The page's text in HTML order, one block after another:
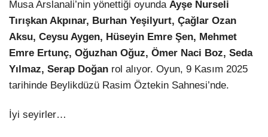
Musa Arslanali’nin yönettiği oyunda Ayşe Nurseli
Tırışkan Akpınar, Burhan Yeşilyurt, Çağlar Ozan
Aksu, Ceysu Aygen, Hüseyin Emre Şen, Mehmet
Emre Ertunç, Oğuzhan Oğuz, Ömer Naci Boz, Seda
Yılmaz, Serap Doğan rol alıyor. Oyun, 9 Kasım 2025
tarihinde Beylikdüzü Rasim Öztekin Sahnesi’nde.
İyi seyirler…